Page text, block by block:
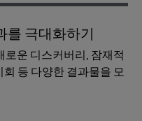
를 극대화하기
로운 디스커버리, 잠재적
등 다양한 결과물을 모